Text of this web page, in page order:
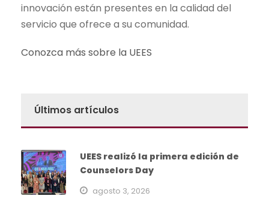
innovación están presentes en la calidad del
servicio que ofrece a su comunidad.
Conozca más sobre la UEES
Últimos artículos
UEES realizó la primera edición de
Counselors Day
agosto 3, 2026